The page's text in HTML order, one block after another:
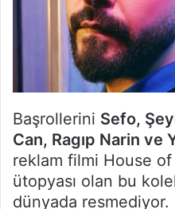
Başrollerini Sefo,
Can, Ragıp Narin ve
reklam filmi House of
ütopyası olan bu
dünyada resmediyor.